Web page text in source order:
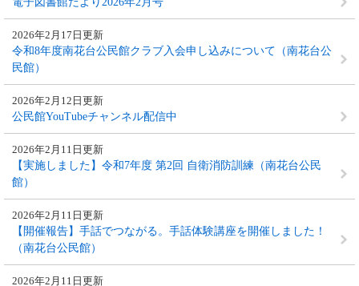
令和8年度南花台公民館クラブ入会申し込みについて（南花台公
民館）
2026年2月17日更新
公民館YouTubeチャンネル配信中
2026年2月12日更新
【実施しました】令和7年度 第2回 自衛消防訓練（南花台公民
館）
2026年2月11日更新
【開催報告】手話でつながる。手話体験講座を開催しました！
（南花台公民館）
2026年2月11日更新
2026年2月11日更新